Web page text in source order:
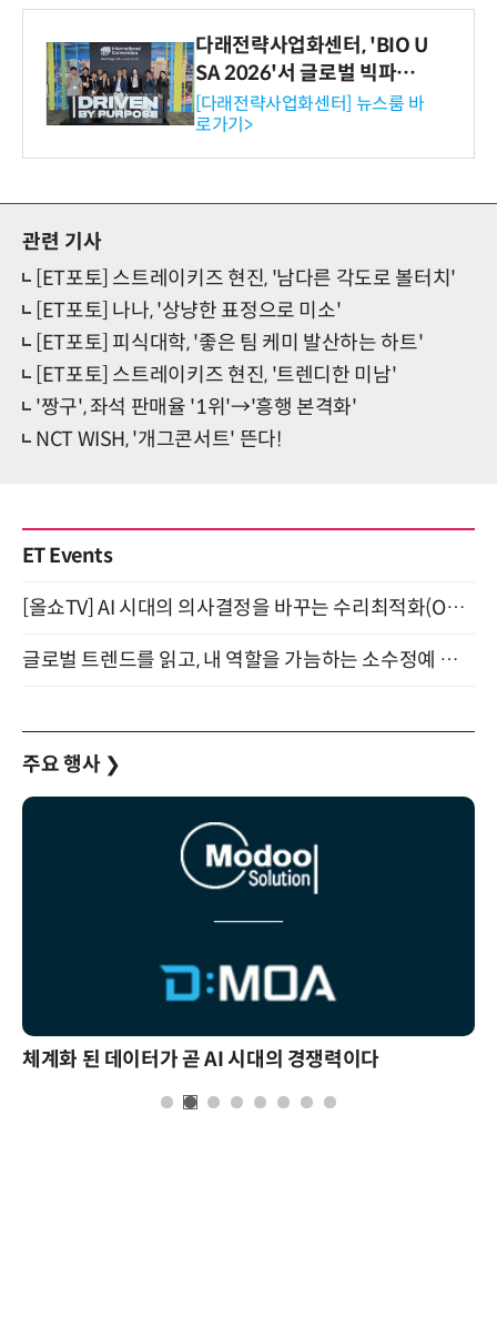
다래전략사업화센터, 'BIO U
SA 2026'서 글로벌 빅파마
와의 비즈니스 미팅 지원…K
-바이오 해외 진출 교두보 확
보
[다래전략사업화센터] 뉴스룸 바
로가기>
관련 기사
[ET포토] 스트레이키즈 현진, '남다른 각도로 볼터치'
[ET포토] 나나, '상냥한 표정으로 미소'
[ET포토] 피식대학, '좋은 팀 케미 발산하는 하트'
[ET포토] 스트레이키즈 현진, '트렌디한 미남'
'짱구', 좌석 판매율 '1위'→'흥행 본격화'
NCT WISH, '개그콘서트' 뜬다!
ET Events
[올쇼TV] AI 시대의 의사결정을 바꾸는 수리최적화(Optimization) 소개 (8/20 생방송)
글로벌 트렌드를 읽고, 내 역할을 가늠하는 소수정예 실습 워크숍 (8/28)
주요 행사 ❯
체계화 된 데이터가 곧 AI 시대의 경쟁력이다